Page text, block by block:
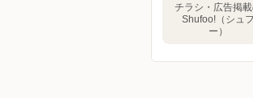
チラシ・広告掲
Shufoo!（シュフ
ー）